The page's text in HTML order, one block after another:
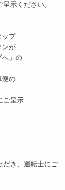
示ください。
プ
が
」の
の
ご呈示
だき、運転士にご